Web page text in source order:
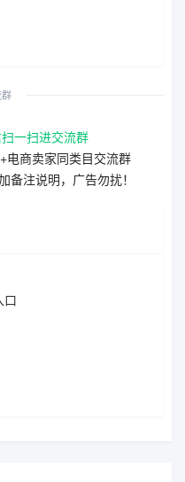
一扫进交流群
电商卖家同类目交流群
备注说明，广告勿扰！
口